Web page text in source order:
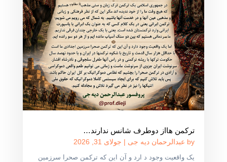
ترکمن هااز دوطرف شانس ندارند…
by عبدالرحمان دیه جی | جولای 31, 2026
یک واقعیت وجود د ارد و آن این که ترکمن صحرا سرزمین